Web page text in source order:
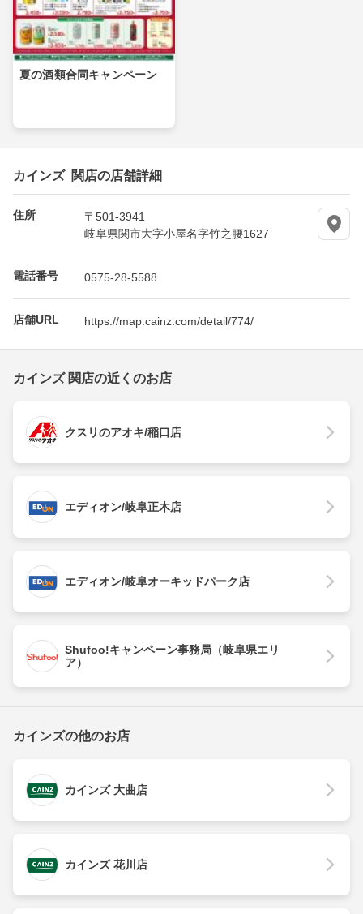
夏の酒類合同キャンペーン
カインズ 関店の店舗詳細
住所
〒501-3941
岐阜県関市大字小屋名字竹之腰1627
電話番号 0575-28-5588
店舗URL https://map.cainz.com/detail/774/
カインズ 関店の近くのお店
クスリのアオキ/稲口店
エディオン/岐阜正木店
エディオン/岐阜オーキッドパーク店
Shufoo!キャンペーン事務局（岐阜県エリ
ア）
カインズの他のお店
カインズ 大曲店
カインズ 花川店